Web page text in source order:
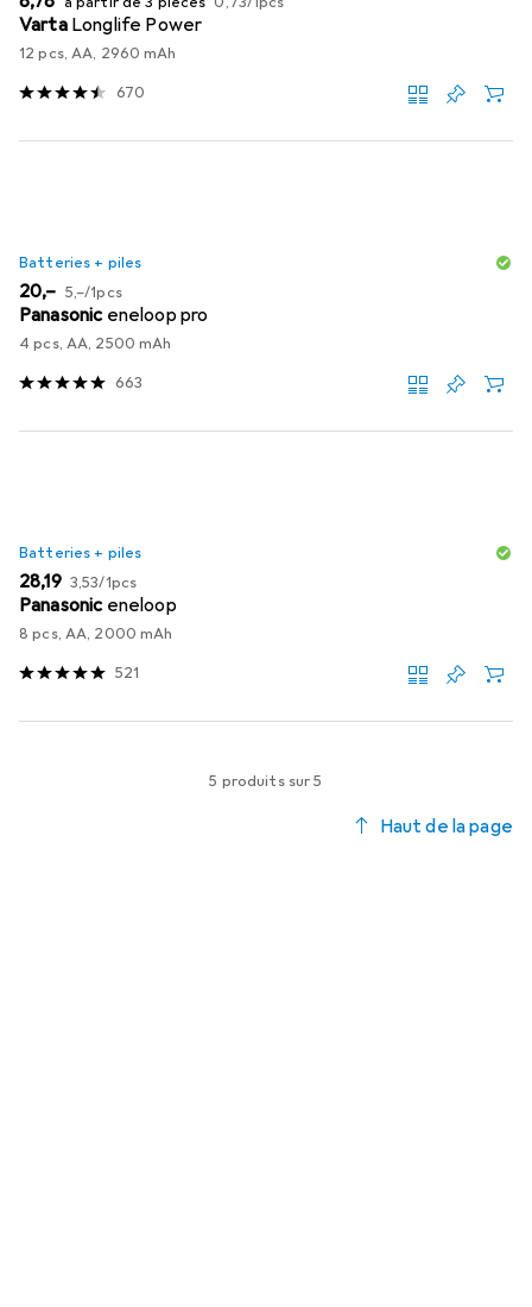
Varta Longlife Power
12 pcs, AA, 2960 mAh
670
Batteries + piles
EUR
20,– EUR
5,–/1pcs
Panasonic eneloop pro
4 pcs, AA, 2500 mAh
663
Batteries + piles
EUR
28,19 EUR
3,53/1pcs
Panasonic eneloop
8 pcs, AA, 2000 mAh
521
5 produits sur 5
Haut de la page